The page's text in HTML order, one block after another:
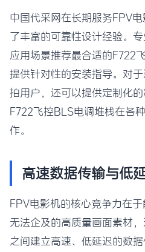
中国代采网在长期服务FPV
了丰富的可靠性设计经验。
应用场景推荐最合适的F722
提供针对性的安装指导。对
拍用户，还可以提供定制化
F722飞控BLS电调堆栈在各
作。
高速数据传输与低
FPV电影机的核心竞争力在
无法企及的高质量画面素材
之间建立高速、低延迟的数